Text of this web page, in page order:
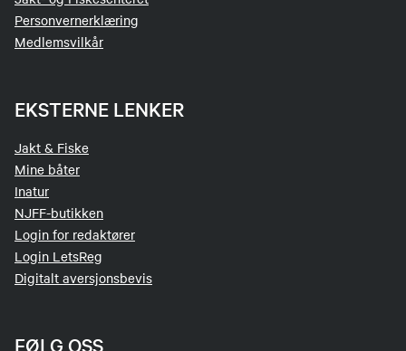
Personvernerklæring
Medlemsvilkår
EKSTERNE LENKER
Jakt & Fiske
Mine båter
Inatur
NJFF-butikken
Login for redaktører
Login LetsReg
Digitalt aversjonsbevis
FØLG OSS